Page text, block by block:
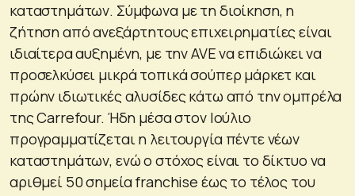
καταστημάτων. Σύμφωνα με τη διοίκηση, η
ζήτηση από ανεξάρτητους επιχειρηματίες είναι
ιδιαίτερα αυξημένη, με την AVE να επιδιώκει να
προσελκύσει μικρά τοπικά σούπερ μάρκετ και
πρώην ιδιωτικές αλυσίδες κάτω από την ομπρέλα
της Carrefour. Ήδη μέσα στον Ιούλιο
προγραμματίζεται η λειτουργία πέντε νέων
καταστημάτων, ενώ ο στόχος είναι το δίκτυο να
αριθμεί 50 σημεία franchise έως το τέλος του